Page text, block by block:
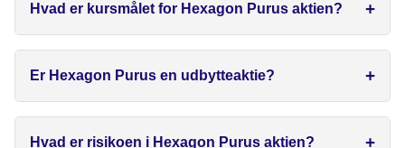
Hvad er kursmålet for Hexagon Purus aktien?
Er Hexagon Purus en udbytteaktie?
Hvad er risikoen i Hexagon Purus aktien?